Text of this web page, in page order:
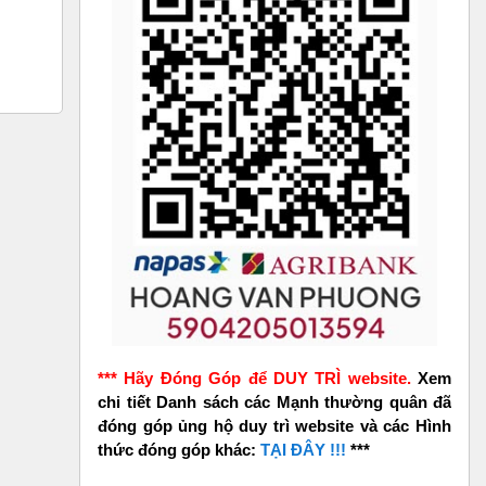
*** Hãy Đóng Góp để DUY TRÌ website. Xem
chi tiết Danh sách các Mạnh thường quân đã
đóng góp ủng hộ duy trì website và các Hình
thức đóng góp khác: TẠI ĐÂY !!! ***